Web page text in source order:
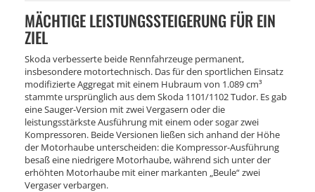
MÄCHTIGE LEISTUNGSSTEIGERUNG FÜR EIN
ZIEL
Skoda verbesserte beide Rennfahrzeuge permanent,
insbesondere motortechnisch. Das für den sportlichen Einsatz
modifizierte Aggregat mit einem Hubraum von 1.089 cm³
stammte ursprünglich aus dem Skoda 1101/1102 Tudor. Es gab
eine Sauger-Version mit zwei Vergasern oder die
leistungsstärkste Ausführung mit einem oder sogar zwei
Kompressoren. Beide Versionen ließen sich anhand der Höhe
der Motorhaube unterscheiden: die Kompressor-Ausführung
besaß eine niedrigere Motorhaube, während sich unter der
erhöhten Motorhaube mit einer markanten „Beule“ zwei
Vergaser verbargen.